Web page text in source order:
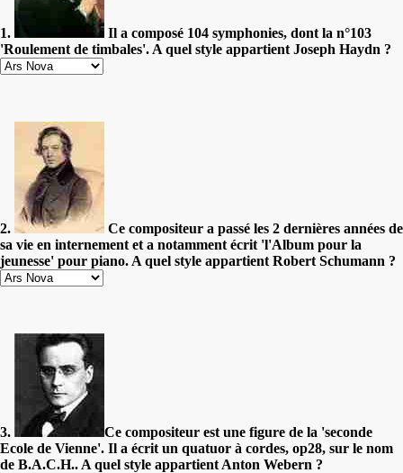
1.
Il a composé 104 symphonies, dont la n°103
'Roulement de timbales'. A quel style appartient Joseph Haydn ?
2.
Ce compositeur a passé les 2 dernières années de
sa vie en internement et a notamment écrit 'l'Album pour la
jeunesse' pour piano. A quel style appartient Robert Schumann ?
3.
Ce compositeur est une figure de la 'seconde
Ecole de Vienne'. Il a écrit un quatuor à cordes, op28, sur le nom
de B.A.C.H.. A quel style appartient Anton Webern ?